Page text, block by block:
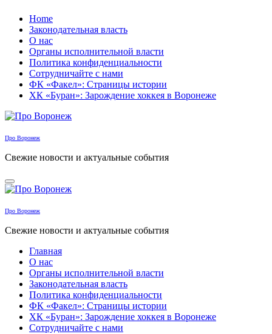
Перейти
содержанию
Home
Законодательная власть
О нас
Органы исполнительной власти
Политика конфиденциальности
Сотрудничайте с нами
ФК «Факел»: Страницы истории
ХК «Буран»: Зарождение хоккея в Воронеже
Про Воронеж
Свежие новости и актуальные события
Про Воронеж
Свежие новости и актуальные события
Главная
О нас
Органы исполнительной власти
Законодательная власть
Политика конфиденциальности
ФК «Факел»: Страницы истории
ХК «Буран»: Зарождение хоккея в Воронеже
Сотрудничайте с нами